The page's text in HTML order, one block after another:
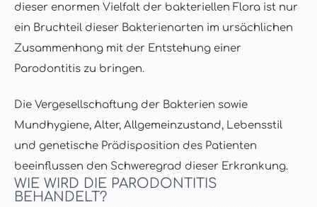
dieser enormen Vielfalt der bakteriellen Flora ist nur
ein Bruchteil dieser Bakterienarten im ursächlichen
Zusammenhang mit der Entstehung einer
Parodontitis zu bringen.
Die Vergesellschaftung der Bakterien sowie
Mundhygiene, Alter, Allgemeinzustand, Lebensstil
und genetische Prädisposition des Patienten
beeinflussen den Schweregrad dieser Erkrankung.
WIE WIRD DIE PARODONTITIS
BEHANDELT?